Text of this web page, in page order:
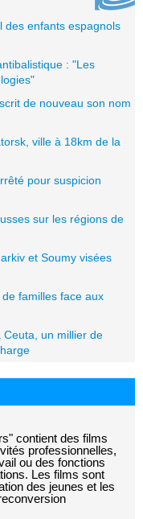
des enfants espagnols
: "Les
de nouveau son nom
ville à 18km de la
pour suspicion
sur les régions de
et Soumy visées
familles face aux
un millier de
contient des films
professionnelles,
ou des fonctions
Les films sont
des jeunes et les